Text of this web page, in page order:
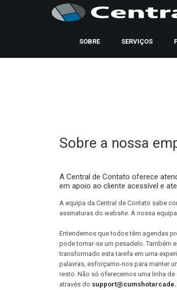
SOBRE SERVIÇOS
Sobre a nossa
A Central de Contato oferece
em apoio ao cliente acessível e
A equipa da Central de Contato sabe
assinaturas do website. A nossa
Entendemos que todos têm agendas
pode tornar-se um pesadelo. Também
transformado esta tarefa em uma
palavras, esforçamo-nos para manter
resto. Não só oferecemos uma linha
através do